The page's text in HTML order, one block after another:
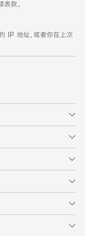
款。
IP 地址，或者你在上次